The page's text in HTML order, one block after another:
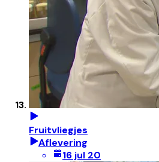
Fruitvliegjes
Aflevering
16 jul 20